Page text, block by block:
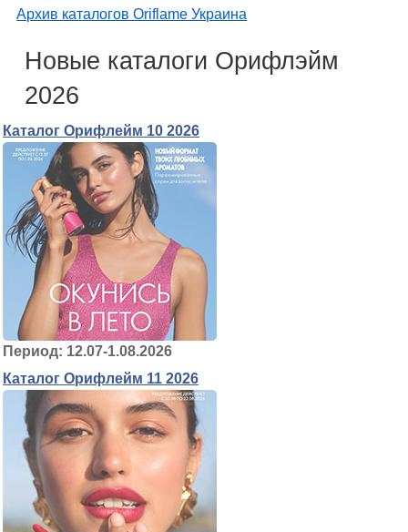
Архив каталогов Oriflame Украина
Новые каталоги Орифлэйм
2026
Каталог Орифлейм 10 2026
Период: 12.07-1.08.2026
Каталог Орифлейм 11 2026